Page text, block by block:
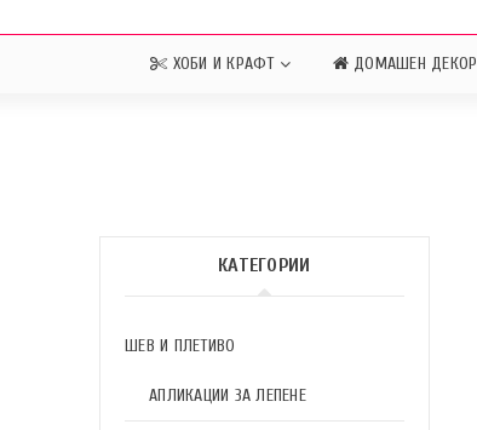
ХОБИ И КРАФТ ДОМАШЕН ДЕКОР
КАТЕГОРИИ
ШЕВ И ПЛЕТИВО
АПЛИКАЦИИ ЗА ЛЕПЕНЕ